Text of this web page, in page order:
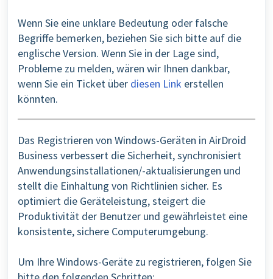
Wenn Sie eine unklare Bedeutung oder falsche
Begriffe bemerken, beziehen Sie sich bitte auf die
englische Version. Wenn Sie in der Lage sind,
Probleme zu melden, wären wir Ihnen dankbar,
wenn Sie ein Ticket über diesen Link erstellen
könnten.
Das Registrieren von Windows-Geräten in AirDroid
Business verbessert die Sicherheit, synchronisiert
Anwendungsinstallationen/-aktualisierungen und
stellt die Einhaltung von Richtlinien sicher. Es
optimiert die Geräteleistung, steigert die
Produktivität der Benutzer und gewährleistet eine
konsistente, sichere Computerumgebung.
Um Ihre Windows-Geräte zu registrieren, folgen Sie